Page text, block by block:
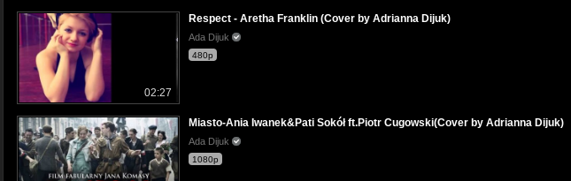
02:27
Respect - Aretha Franklin (Cover by Adrianna Dijuk)
Ada Dijuk
480p
Miasto-Ania Iwanek&Pati Sokół ft.Piotr Cugowski(Cover by Adrianna Dijuk)
Ada Dijuk
1080p